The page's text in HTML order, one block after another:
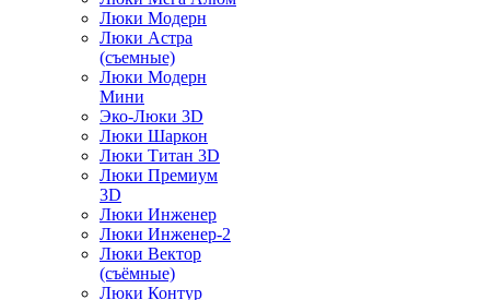
Люки Модерн
Люки Астра
(съемные)
Люки Модерн
Мини
Эко-Люки 3D
Люки Шаркон
Люки Титан 3D
Люки Премиум
3D
Люки Инженер
Люки Инженер-2
Люки Вектор
(съёмные)
Люки Контур